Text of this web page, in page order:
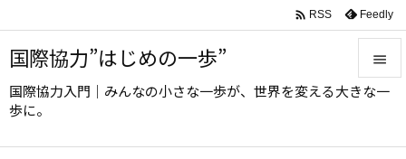
国際協力”はじめの一歩”
国際協力入門｜みんなの小さな一歩が、世界を変える大きな一
歩に。



 RSS Feedly